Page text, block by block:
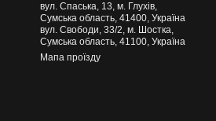
вул. Спаська, 13, м. Глухів,
Сумська область, 41400, Україна
вул. Свободи, 33/2, м. Шостка,
Сумська область, 41100, Україна
Мапа проїзду